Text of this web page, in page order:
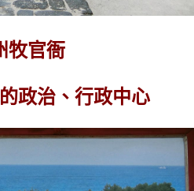
牧官衙
政治、行政中心